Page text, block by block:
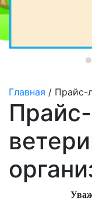
Главная / Прайс-